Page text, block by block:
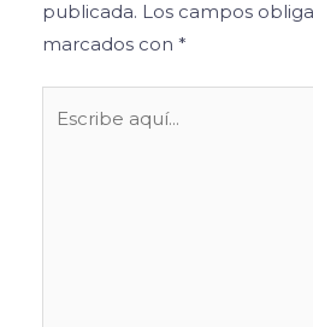
publicada. Los campos
marcados con *